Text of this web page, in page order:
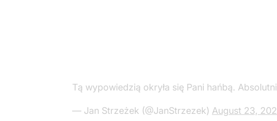
Tą wypowiedzią okryła się Pani hańbą.
— Jan Strzeżek (@JanStrzezek) August 23,